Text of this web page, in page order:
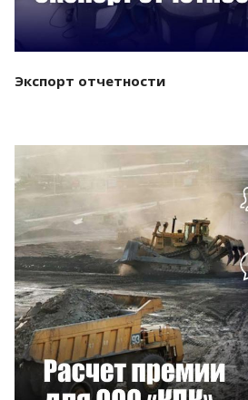
Экспорт отчетности
Смотреть проект